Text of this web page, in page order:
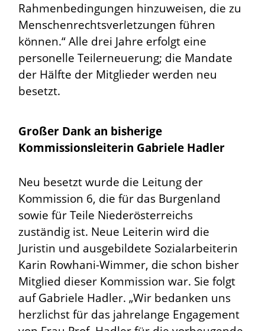
Rahmenbedingungen hinzuweisen, die zu
Menschenrechtsverletzungen führen
können.“ Alle drei Jahre erfolgt eine
personelle Teilerneuerung; die Mandate
der Hälfte der Mitglieder werden neu
besetzt.
Großer Dank an bisherige
Kommissionsleiterin Gabriele Hadler
Neu besetzt wurde die Leitung der
Kommission 6, die für das Burgenland
sowie für Teile Niederösterreichs
zuständig ist. Neue Leiterin wird die
Juristin und ausgebildete Sozialarbeiterin
Karin Rowhani-Wimmer, die schon bisher
Mitglied dieser Kommission war. Sie folgt
auf Gabriele Hadler. „Wir bedanken uns
herzlichst für das jahrelange Engagement